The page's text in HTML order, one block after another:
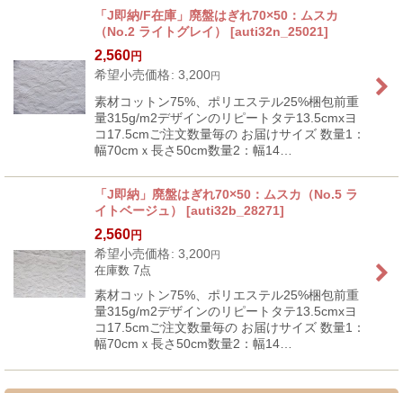
「J即納/F在庫」廃盤はぎれ70×50：ムスカ
（No.2 ライトグレイ）
[auti32n_25021]
2,560円
希望小売価格: 3,200円
素材コットン75%、ポリエステル25%梱包前重
量315g/m2デザインのリピートタテ13.5cmxヨ
コ17.5cmご注文数量毎の お届けサイズ 数量1：
幅70cmｘ長さ50cm数量2：幅14…
「J即納」廃盤はぎれ70×50：ムスカ（No.5 ラ
イトベージュ）
[auti32b_28271]
2,560円
希望小売価格: 3,200円
在庫数 7点
素材コットン75%、ポリエステル25%梱包前重
量315g/m2デザインのリピートタテ13.5cmxヨ
コ17.5cmご注文数量毎の お届けサイズ 数量1：
幅70cmｘ長さ50cm数量2：幅14…